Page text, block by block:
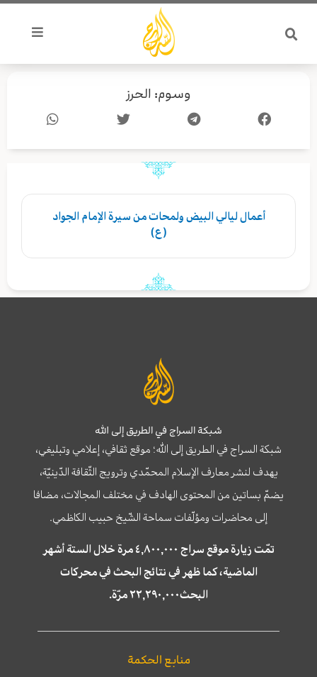
تخطي
المحتوى
وسوم: الحرز
أعمال ليالي البيض ولمحات من سيرة الإمام الجواد
(ع)
شبكة السراج في الطريق إلى الله
شبكة السراج في الطريق إلى الله؛ موقع ثقافي، إعلامي وتبليغي،
يهدف لنشر معارف الإسلام المحمّدي وترويج الثّقافة الدّينيّة،
يضمّ بساتين من المحتوى الهادف في مختلف المجالات، مضافا
إلى محاضرات ومؤلّفات سماحة الشّيخ حبيب الكاظمي.
تمّت زيارة موقع سراج ٤,٨٠٠,٠٠٠ مرة خلال الستة أشهر
الماضية، كما ظهر في نتائج البحث في محركات
البحث٢٢,٢٩٠,٠٠٠ مرّة.
منابع الحكمة